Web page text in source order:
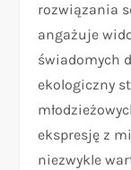
rozwiązania
angażuje
świadomych
ekologiczny
ekspresję z
niezwykle